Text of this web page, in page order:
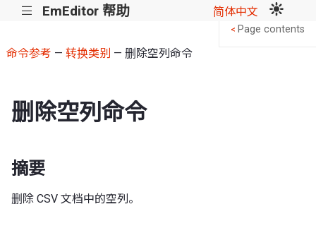
||| EmEditor 帮助 简体中文
命令参考 — 转换类别 — 删除空列命令
删除空列命令
摘要
删除 CSV 文档中的空列。
< Page contents